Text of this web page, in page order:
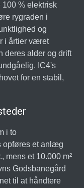
% elektrisk
rygraden i
og
i årtier været
deres alder og drift
IC4's
for en stabil,
i to
opføres et anlæg
mens et 10.000 m²
Godsbanegård
til at håndtere